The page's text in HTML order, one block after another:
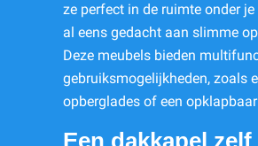
ze perfect in de ruimte onder
al eens gedacht aan slimme
Deze meubels bieden
gebruiksmogelijkheden, zoals
opberglades of een
Een dakkapel